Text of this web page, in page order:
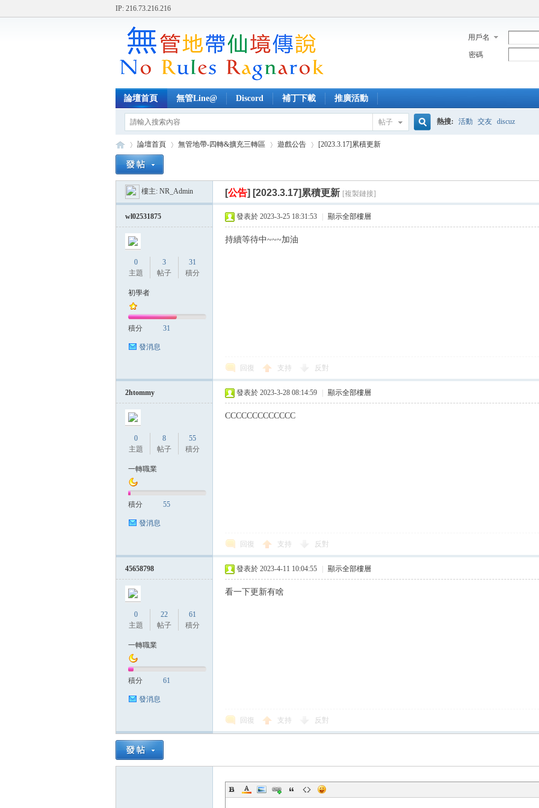
IP: 216.73.216.216
用戶名
密碼
論壇首頁 無管Line@ Discord 補丁下載 推廣活動
帖子 熱搜: 活動 交友 discuz
帶
»
論壇首頁
›
無管地帶-四轉&擴充三轉區
›
遊戲公告
›
[2023.3.17]累積更新
樓主: NR_Admin [公告] [2023.3.17]累積更新 [複製鏈接]
wl02531875
0
主題
3
帖子
31
積分
初學者
積分 31
發消息
發表於 2023-3-25 18:31:53 顯示全部樓層
持續等待中~~~加油
回復 支持 反對
2htommy
0
主題
8
帖子
55
積分
一轉職業
積分 55
發消息
發表於 2023-3-28 08:14:59 顯示全部樓層
CCCCCCCCCCCCC
回復 支持 反對
45658798
0
主題
22
帖子
61
積分
一轉職業
積分 61
發消息
發表於 2023-4-11 10:04:55 顯示全部樓層
看一下更新有啥
回復 支持 反對